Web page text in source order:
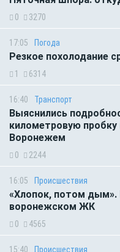
0 3270
17:05 Погода
Резкое похолодание
1 6314
16:40 Транспорт
Выяснились
километровую
Воронежем
0 2244
16:05 Происшествия
«Хлопок, потом дым».
воронежском ЖК
0 4565
15:40 Происшествия